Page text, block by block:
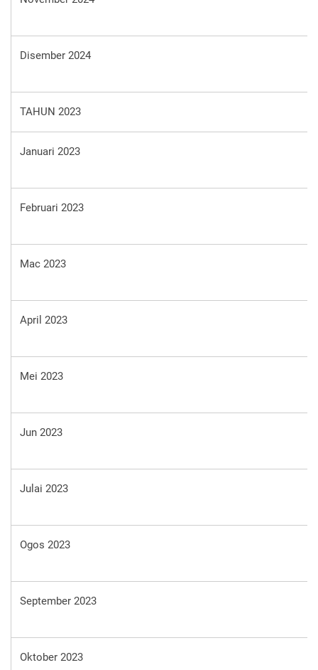
Disember 2024
TAHUN 2023
Januari 2023
Februari 2023
Mac 2023
April 2023
Mei 2023
Jun 2023
Julai 2023
Ogos 2023
September 2023
Oktober 2023